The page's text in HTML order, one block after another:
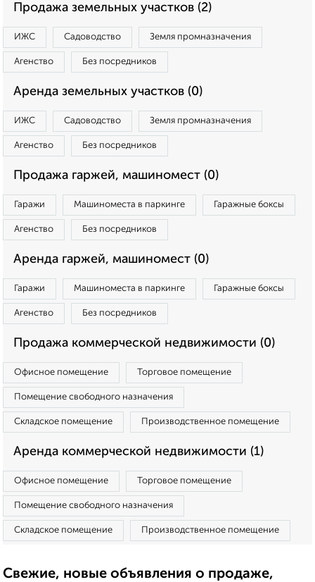
Продажа земельных участков (2)
ИЖС Садоводство Земля промназначения
Агенство Без посредников
Аренда земельных участков (0)
ИЖС Садоводство Земля промназначения
Агенство Без посредников
Продажа гаржей, машиномест (0)
Гаражи Машиноместа в паркинге Гаражные боксы
Агенство Без посредников
Аренда гаржей, машиномест (0)
Гаражи Машиноместа в паркинге Гаражные боксы
Агенство Без посредников
Продажа коммерческой недвижимости (0)
Офисное помещение Торговое помещение
Помещение свободного назначения
Складское помещение Производственное помещение
Аренда коммерческой недвижимости (1)
Офисное помещение Торговое помещение
Помещение свободного назначения
Складское помещение Производственное помещение
Свежие, новые объявления о продаже,